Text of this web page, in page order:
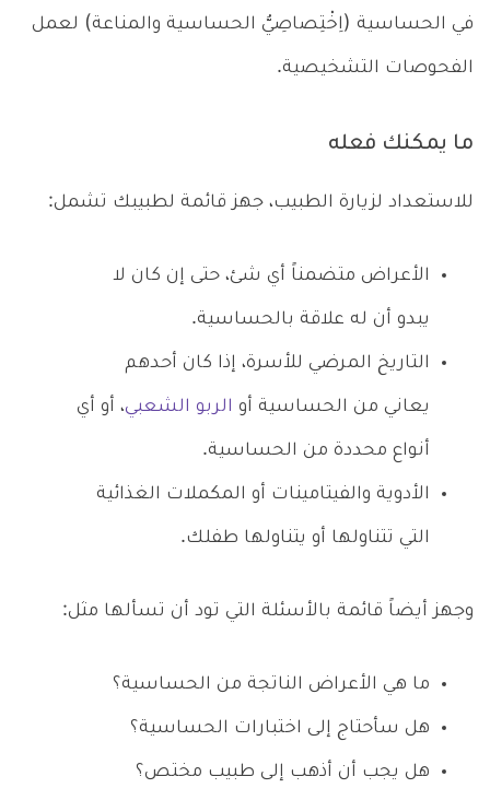
في الحساسية (اِخْتِصاصِيُّ الحساسية والمناعة) لعمل
الفحوصات التشخيصية.
ما يمكنك فعله
للاستعداد لزيارة الطبيب، جهز قائمة لطبيبك تشمل:
الأعراض متضمناً أي شئ، حتى إن كان لا
يبدو أن له علاقة بالحساسية.
التاريخ المرضي للأسرة، إذا كان أحدهم
يعاني من الحساسية أو الربو الشعبي، أو أي
أنواع محددة من الحساسية.
الأدوية والفيتامينات أو المكملات الغذائية
التي تتناولها أو يتناولها طفلك.
وجهز أيضاً قائمة بالأسئلة التي تود أن تسألها مثل:
ما هي الأعراض الناتجة من الحساسية؟
هل سأحتاج إلى اختبارات الحساسية؟
هل يجب أن أذهب إلى طبيب مختص؟